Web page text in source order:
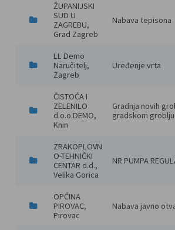
ŽUPANIJSKI
SUD U
ZAGREBU,
Grad Zagreb
Nabava tepisona
LL Demo
Naručitelj,
Zagreb
Uređenje vrta
ČISTOĆA I
ZELENILO
d.o.o.DEMO,
Knin
Gradnja novih
gradskom groblju
ZRAKOPLOVN
O-TEHNIČKI
CENTAR d.d.,
Velika Gorica
NR PUMPA
OPĆINA
PIROVAC,
Pirovac
Nabava javno